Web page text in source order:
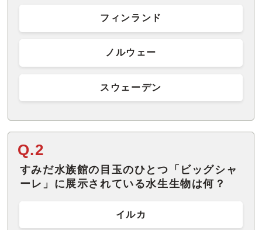
フィンランド
ノルウェー
スウェーデン
Q.2
すみだ水族館の目玉のひとつ「ビッグシャ
ーレ」に展示されている水生生物は何？
イルカ